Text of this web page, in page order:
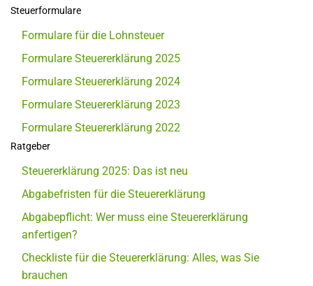
Steuerformulare
Formulare für die Lohnsteuer
Formulare Steuererklärung 2025
Formulare Steuererklärung 2024
Formulare Steuererklärung 2023
Formulare Steuererklärung 2022
Ratgeber
Steuererklärung 2025: Das ist neu
Abgabefristen für die Steuererklärung
Abgabepflicht: Wer muss eine Steuererklärung
anfertigen?
Checkliste für die Steuererklärung: Alles, was Sie
brauchen